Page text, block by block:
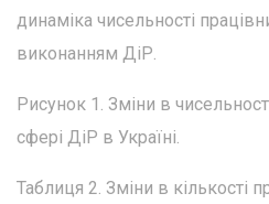
динаміка чисельності
виконанням ДіР.
Рисунок 1. Зміни в
сфері ДіР в Україні.
Таблиця 2. Зміни в кількості